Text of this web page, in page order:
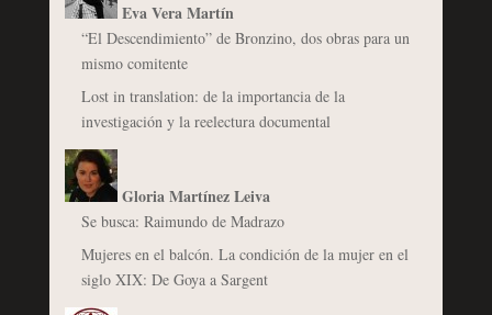
Eva Vera Martín
“El Descendimiento” de Bronzino, dos obras para un
mismo comitente
Lost in translation: de la importancia de la
investigación y la reelectura documental
Gloria Martínez Leiva
Se busca: Raimundo de Madrazo
Mujeres en el balcón. La condición de la mujer en el
siglo XIX: De Goya a Sargent